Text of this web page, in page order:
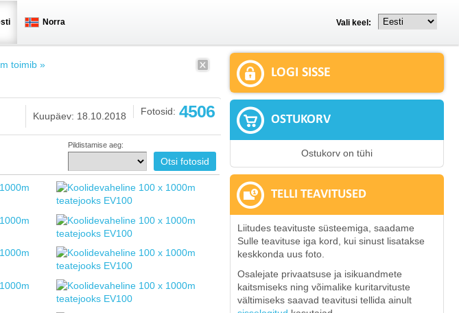
Norra Vali keel:
toimib »
Fotosid: 4506
Kuupäev: 18.10.2018
Pildistamise aeg:
LOGI SISSE
OSTUKORV
Ostukorv on tühi
TELLI TEAVITUSED
Liitudes teavituste süsteemiga, saadame
Sulle teavituse iga kord, kui sinust lisatakse
keskkonda uus foto.
Osalejate privaatsuse ja isikuandmete
kaitsmiseks ning võimalike kuritarvituste
vältimiseks saavad teavitusi tellida ainult